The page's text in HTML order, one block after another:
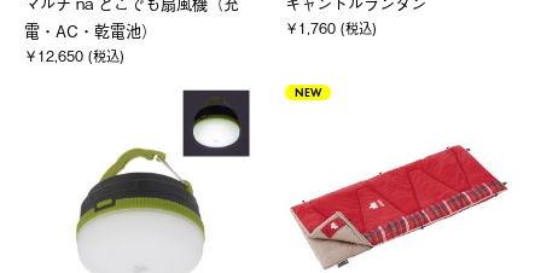
電・AC・乾電池）
￥12,650 (税込)
￥1,760 (税込)
NEW